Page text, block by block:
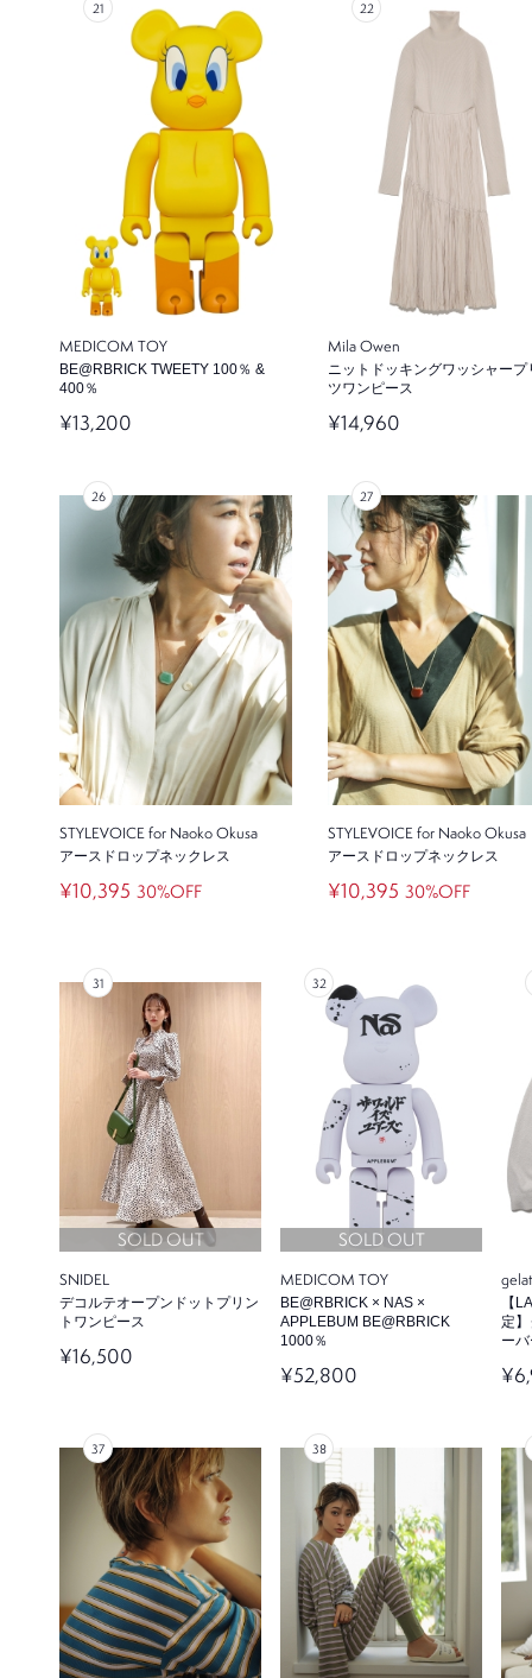
MEDICOM TOY
BE@RBRICK TWEETY 100％ &
400％
¥13,200
Mila Owen
ニットドッキングワッシャープ
ツワンピース
¥14,960
STYLEVOICE for Naoko Okusa
アースドロップネックレス
¥10,395 30%OFF
STYLEVOICE for Naoko Okusa
アースドロップネックレス
¥10,395 30%OFF
SOLD OUT
SNIDEL
デコルテオープンドットプリン
トワンピース
¥16,500
SOLD OUT
MEDICOM TOY
BE@RBRICK × NAS ×
APPLEBUM BE@RBRICK
1000％
¥52,800
【
定
ー